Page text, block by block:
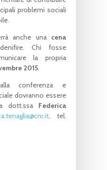
problemi sociali
anche una cena
Chi fosse
la propria
2015.
conferenza e
dovranno essere
dott.ssa Federica
, tel.